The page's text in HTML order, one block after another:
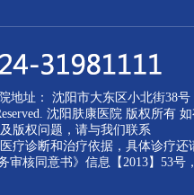
地址： 沈阳市大东区小北街38号
沈阳肤康医院 版权所有
版权问题，请与我们联系
疗诊断和治疗依据，具体诊疗还
审核同意书》信息【2013】53号